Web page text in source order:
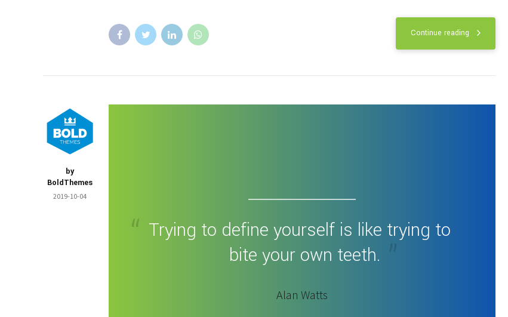
Continue reading
by
BoldThemes
2019-10-04
Trying to define yourself is like trying to
bite your own teeth.
Alan Watts